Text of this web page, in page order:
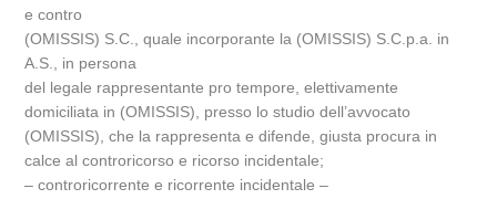
e contro
(OMISSIS) S.C., quale incorporante la (OMISSIS) S.C.p.a. in
A.S., in persona
del legale rappresentante pro tempore, elettivamente
domiciliata in (OMISSIS), presso lo studio dell’avvocato
(OMISSIS), che la rappresenta e difende, giusta procura in
calce al controricorso e ricorso incidentale;
– controricorrente e ricorrente incidentale –